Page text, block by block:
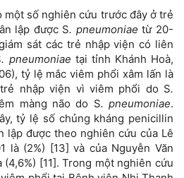
số nghiên cứu trước đây ở trẻ
lập được S. pneumoniae từ 20-
sát các trẻ nhập viện có liên
. pneumoniae tại tỉnh Khánh Hoà,
tỷ lệ mắc viêm phổi xâm lấn là
nhập viện vì viêm phổi do S.
màng não do S. pneumoniae.
tỷ lệ số chủng kháng penicillin
lập được theo nghiên cứu của Lê
là (2%) [13] và của Nguyễn Văn
[11]. Trong một nghiên cứu